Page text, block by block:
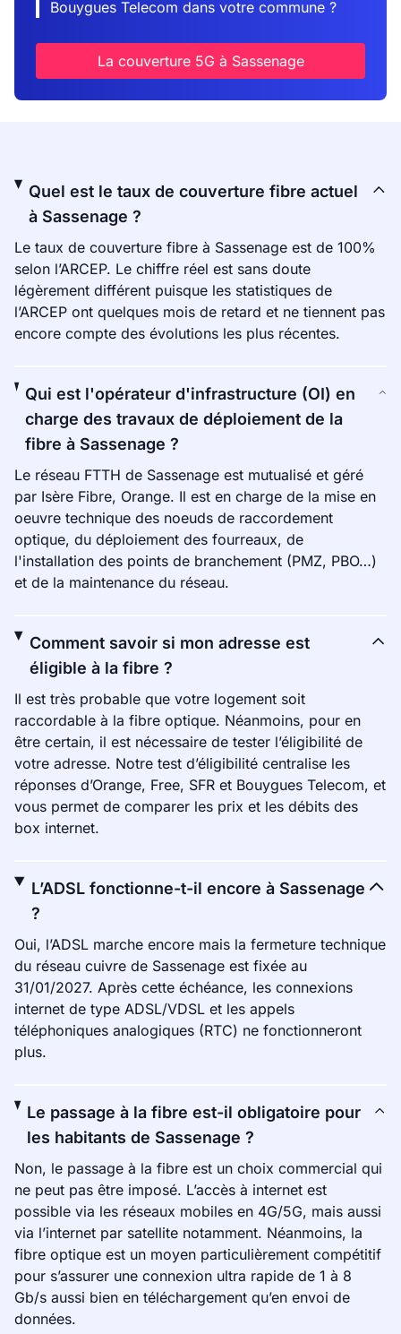
Bouygues Telecom dans votre commune ?
La couverture 5G à Sassenage
Quel est le taux de couverture fibre actuel
à Sassenage ?
Le taux de couverture fibre à Sassenage est de 100%
selon l’ARCEP. Le chiffre réel est sans doute
légèrement différent puisque les statistiques de
l’ARCEP ont quelques mois de retard et ne tiennent pas
encore compte des évolutions les plus récentes.
Qui est l'opérateur d'infrastructure (OI) en
charge des travaux de déploiement de la
fibre à Sassenage ?
Le réseau FTTH de Sassenage est mutualisé et géré
par Isère Fibre, Orange. Il est en charge de la mise en
oeuvre technique des noeuds de raccordement
optique, du déploiement des fourreaux, de
l'installation des points de branchement (PMZ, PBO…)
et de la maintenance du réseau.
Comment savoir si mon adresse est
éligible à la fibre ?
Il est très probable que votre logement soit
raccordable à la fibre optique. Néanmoins, pour en
être certain, il est nécessaire de tester l’éligibilité de
votre adresse. Notre test d’éligibilité centralise les
réponses d’Orange, Free, SFR et Bouygues Telecom, et
vous permet de comparer les prix et les débits des
box internet.
L’ADSL fonctionne-t-il encore à Sassenage
?
Oui, l’ADSL marche encore mais la fermeture technique
du réseau cuivre de Sassenage est fixée au
31/01/2027. Après cette échéance, les connexions
internet de type ADSL/VDSL et les appels
téléphoniques analogiques (RTC) ne fonctionneront
plus.
Le passage à la fibre est-il obligatoire pour
les habitants de Sassenage ?
Non, le passage à la fibre est un choix commercial qui
ne peut pas être imposé. L’accès à internet est
possible via les réseaux mobiles en 4G/5G, mais aussi
via l’internet par satellite notamment. Néanmoins, la
fibre optique est un moyen particulièrement compétitif
pour s’assurer une connexion ultra rapide de 1 à 8
Gb/s aussi bien en téléchargement qu’en envoi de
données.